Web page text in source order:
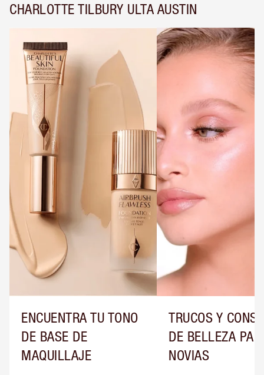
CHARLOTTE TILBURY ULTA AUSTIN
ENCUENTRA TU TONO
DE BASE DE
MAQUILLAJE
TRUCOS Y
DE BELLEZA
NOVIAS